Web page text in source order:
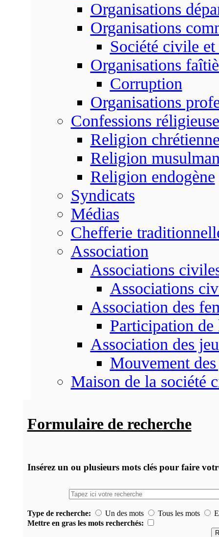
Organisations
Organisations
Société civile
Organisations
Corruption
Organisations
Confessions
Religion
Religion
Religion endogène
Syndicats
Médias
Chefferie
Association
Associations
Associations
Association des
Participation de
Association des
Mouvement
Maison de la société
Formulaire de recherche
Insérez un ou plusieurs mots clés pour faire
Type de recherche: Un des mots Tous les mots
Mettre en gras les mots recherchés: